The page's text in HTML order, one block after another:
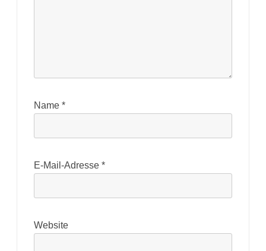
Name *
E-Mail-Adresse *
Website